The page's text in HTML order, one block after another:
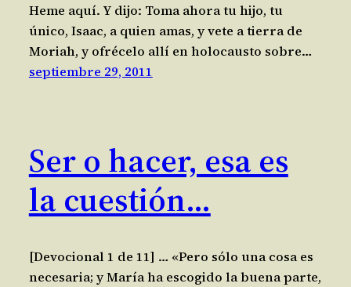
Heme aquí. Y dijo: Toma ahora tu hijo, tu
único, Isaac, a quien amas, y vete a tierra de
Moriah, y ofrécelo allí en holocausto sobre…
septiembre 29, 2011
Ser o hacer, esa es
la cuestión…
[Devocional 1 de 11] … «Pero sólo una cosa es
necesaria; y María ha escogido la buena parte,